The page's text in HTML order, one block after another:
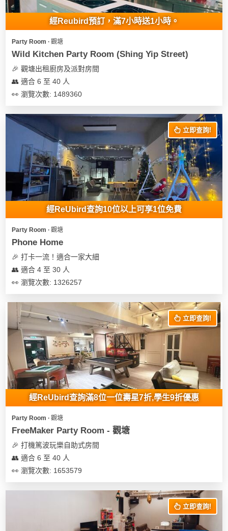
經Reubird預訂，滿7小時送1小時。
Party Room ∙ 觀塘
Wild Kitchen Party Room (Shing Yip Street)
🎉 觀塘出租廚房及派對房間
👥 適合 6 至 40 人
👀 瀏覽次數: 1489360
立即查詢!
經ReUbird查詢10位以上可享1位免費
Party Room ∙ 觀塘
Phone Home
🎉 打卡一流！適合一家大細
👥 適合 4 至 30 人
👀 瀏覽次數: 1326257
立即查詢!
經ReUbird查詢滿8位一位壽星7折,學生9折優惠
Party Room ∙ 觀塘
FreeMaker Party Room - 觀塘
🎉 打機篤波玩樂自助式房間
👥 適合 6 至 40 人
👀 瀏覽次數: 1653579
立即查詢!